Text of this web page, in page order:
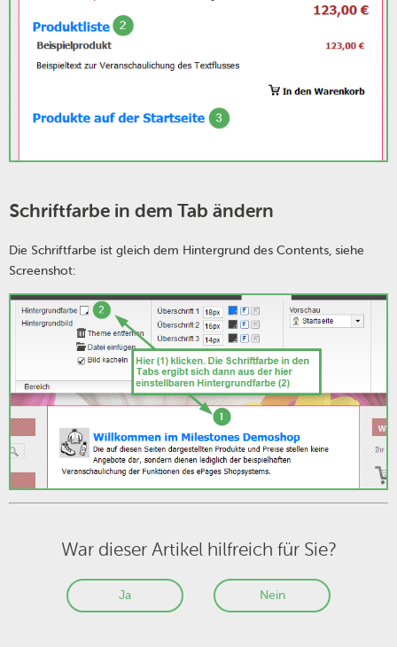
Schriftfarbe in dem Tab ändern
Die Schriftfarbe ist gleich dem Hintergrund des Contents, siehe
Screenshot:
War dieser Artikel hilfreich für Sie?
Ja Nein